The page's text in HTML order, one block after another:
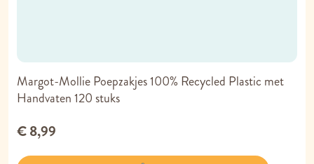
Margot-Mollie Poepzakjes 100% Recycled Plastic met
Handvaten 120 stuks
€ 8,99